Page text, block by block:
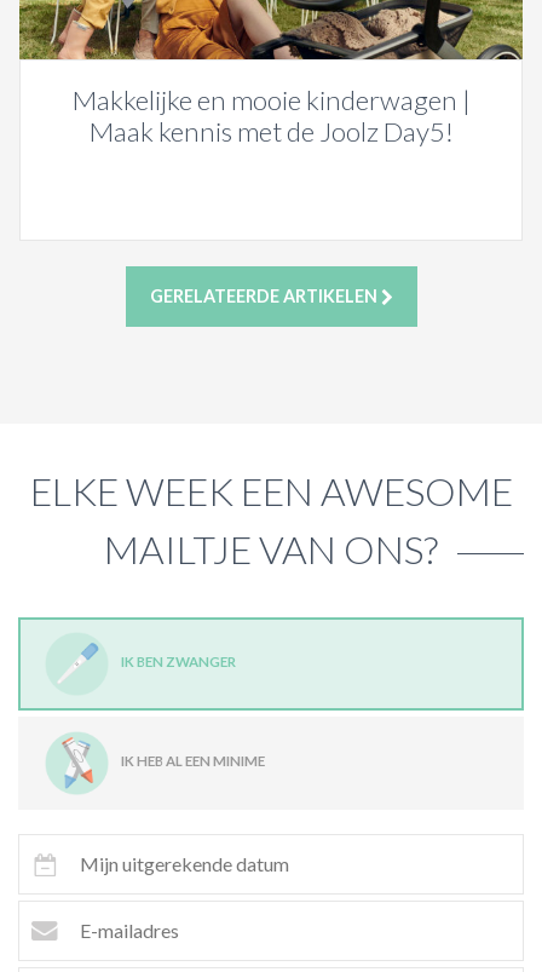
Makkelijke en mooie kinderwagen |
Maak kennis met de Joolz Day5!
GERELATEERDE ARTIKELEN
ELKE WEEK EEN AWESOME
MAILTJE VAN ONS?
IK BEN ZWANGER
IK HEB AL EEN MINIME